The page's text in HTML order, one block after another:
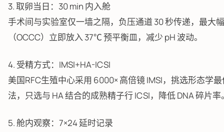
3. 取卵当日：30 min 内入舱
手术间与实验室仅一墙之隔，负压通道 30 秒传递，最大
（OCCC）立即放入 37℃ 预平衡皿，减少 pH 波动。
4. 受精方式：IMSI+HA-ICSI
美国RFC生殖中心采用 6000× 高倍镜 IMSI，挑选形态学
法，只选与 HA 结合的成熟精子行 ICSI，降低 DNA 碎片率
5. 舱内观察：7×24 延时记录